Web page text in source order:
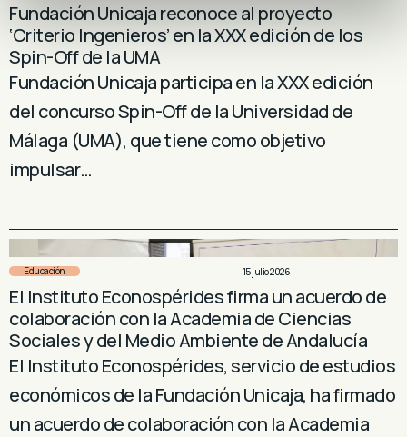
Fundación Unicaja reconoce al proyecto
‘Criterio Ingenieros’ en la XXX edición de los
Spin-Off de la UMA
Fundación Unicaja participa en la XXX edición
del concurso Spin-Off de la Universidad de
Málaga (UMA), que tiene como objetivo
impulsar…
Educación 15 julio 2026
El Instituto Econospérides firma un acuerdo de
colaboración con la Academia de Ciencias
Sociales y del Medio Ambiente de Andalucía
El Instituto Econospérides, servicio de estudios
económicos de la Fundación Unicaja, ha firmado
un acuerdo de colaboración con la Academia